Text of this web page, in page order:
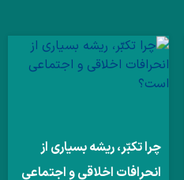
چرا تکبّر، ریشه بسیاری از
انحرافات اخلاقی و اجتماعی